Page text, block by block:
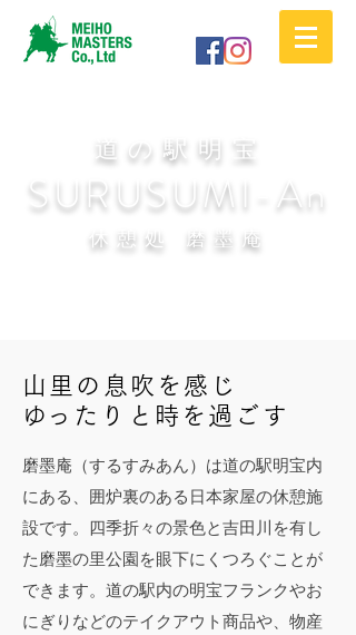
​道の駅明宝
SURUSUMI-An
休憩処 磨墨庵
山里の息吹を感じ
​ゆったりと時を過ごす
磨墨庵（するすみあん）は道の駅明宝内
にある、囲炉裏のある日本家屋の休憩施
設です。四季折々の景色と吉田川を有し
た磨墨の里公園を眼下にくつろぐことが
できます。道の駅内の明宝フランクやお
にぎりなどのテイクアウト商品や、物産